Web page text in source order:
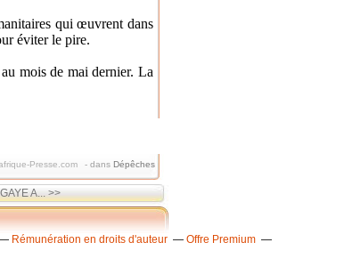
qui œuvrent dans
éviter le pire.
mois de mai dernier. La
Presse.com - dans Dépêches
A... >>
Rémunération en droits d'auteur
Offre Premium